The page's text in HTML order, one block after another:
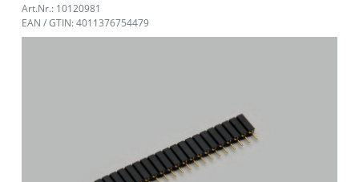
Art.Nr.: 10120981
EAN / GTIN: 4011376754479